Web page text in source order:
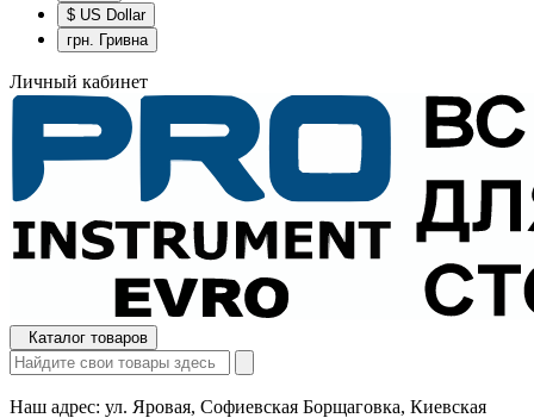
$ US Dollar
грн. Гривна
Личный кабинет
Каталог товаров
Наш адрес: ул. Яровая, Софиевская Борщаговка, Киевская